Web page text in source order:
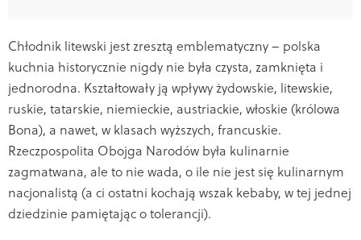
Chłodnik litewski jest zresztą emblematyczny – polska
kuchnia historycznie nigdy nie była czysta, zamknięta i
jednorodna. Kształtowały ją wpływy żydowskie, litewskie,
ruskie, tatarskie, niemieckie, austriackie, włoskie (królowa
Bona), a nawet, w klasach wyższych, francuskie.
Rzeczpospolita Obojga Narodów była kulinarnie
zagmatwana, ale to nie wada, o ile nie jest się kulinarnym
nacjonalistą (a ci ostatni kochają wszak kebaby, w tej jednej
dziedzinie pamiętając o tolerancji).